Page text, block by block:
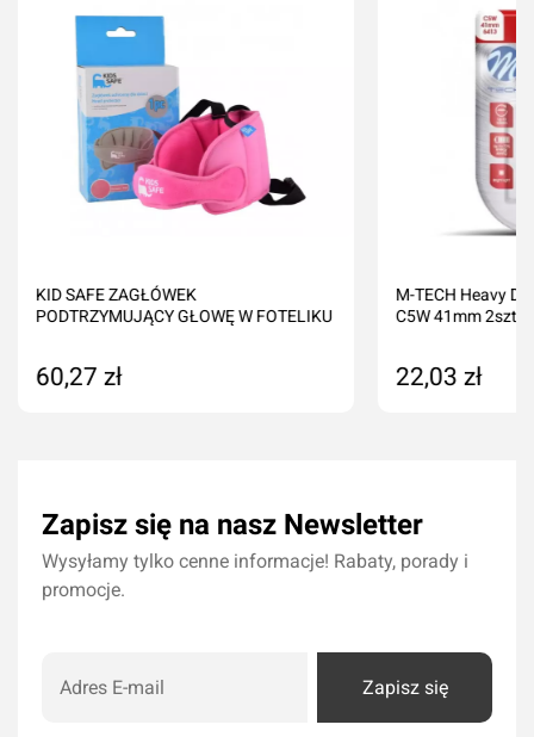
KID SAFE ZAGŁÓWEK
PODTRZYMUJĄCY GŁOWĘ W FOTELIKU
60,27 zł
M-TECH Heavy
C5W 41mm 2szt.
22,03 zł
Zapisz się na nasz Newsletter
Wysyłamy tylko cenne informacje! Rabaty, porady i
promocje.
Zapisz się